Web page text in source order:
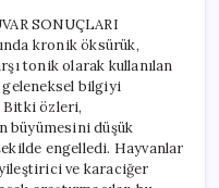
SONUÇLARI
kronik öksürük,
tonik olarak kullanılan
bilgiyi
Bitki özleri,
büyümesini düşük
engelledi. Hayvanlar
ve karaciğer